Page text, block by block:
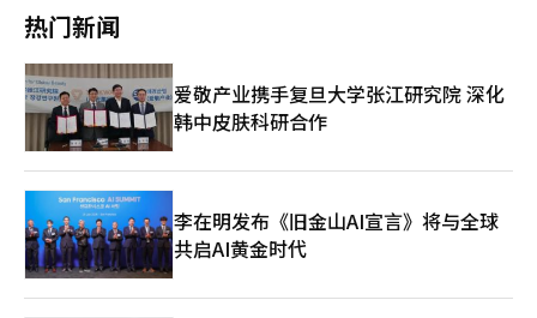
元……实现扭亏为盈 ▷元益IPS第二季度营业利润为184亿韩
元……同比增长18.5% ▷CJ ENM第二季度营业利润为334亿韩
元……同比增长16.9% ▷LG U+第二季度营业利润为3445亿韩
元……增长13.1% ◆基金动态（截至5日，不包括ETF） ▷国内股
票型：2.4334万亿韩元 ▷海外股票型：1993亿韩元 ◆今日（周
月） ▷美国：就业报告（7月）※ 本报道经人工智能（AI）系统翻
译与编辑。
时间将从原来的10分钟延长至20分钟。韩华海洋和三星重工也在
增加休息时间，并通过提供空调设备、休息空间和补品等措施全力
预防热相关疾病。 24小时运行高炉的钢铁行业正在实施比政府标
准更严格的自我休息标准。浦项制铁在体感温度达到35度以上时，
实施45分钟工作后15分钟休息，31度以上时则为50分钟工作后10
分钟休息。这一标准比去年新设的工业安全卫生标准“体感温度33
度以上每两小时休息20分钟”更为严格。 现代制铁在体感温度达
到31度以上时，给予1小时内10分钟以上的休息，35度以上时则给
予15分钟以上的休息。东国制钢自3日至14日指定为“高温防范热
相关疾病特别管理期”，在体感温度达到33度以上时，每两小时给
予20分钟以上的休息。 汽车行业也在为高温的长期化做好现场工
作环境管理。现代汽车集团自本月3日至7日进入夏季休假，暂停了
包括蔚山工厂在内的主要生产基地的运营。 现代汽车为蔚山工厂
热门新闻
爱敬产业携手复旦大学张江研究院 深化
韩中皮肤科研合作
李在明发布《旧金山AI宣言》将与全球
共启AI黄金时代